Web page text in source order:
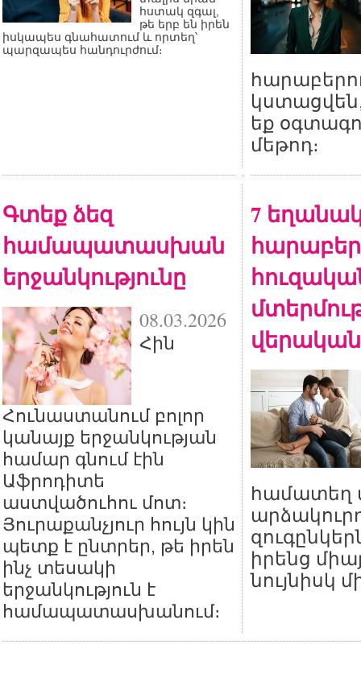
հստակ զգալ,
թե երբ են իրեն
իսկապես գնահատում և որտեղ՝
պարզապես հանդուրժում։
եք
մեթոդ։
Գտեք ձեզ
համապատասխան
երջանկությունը
08.03.2026
Հին
Հունաստանում բոլոր
կանայք երջանկության
համար գնում էին
Աֆրոդիտե
աստվածուհու մոտ։
Յուրաքանչյուր հույն կին
պետք է ընտրեր, թե իրեն
ինչ տեսակի
երջանկություն է
համապատասխանում։
7
համատեղ
իրենց
նույնիսկ